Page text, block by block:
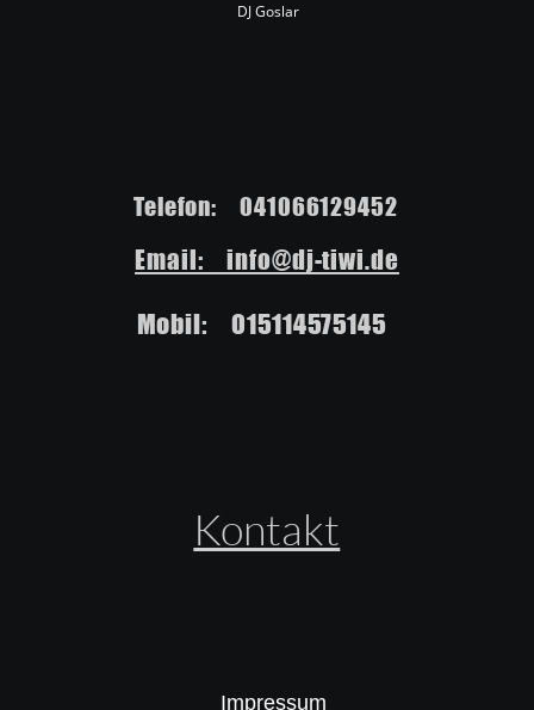
Kontakt
Telefon:    041066129452
Mobil:    015114575145
Email:    info@dj-tiwi.de
DJ Goslar
Impressum